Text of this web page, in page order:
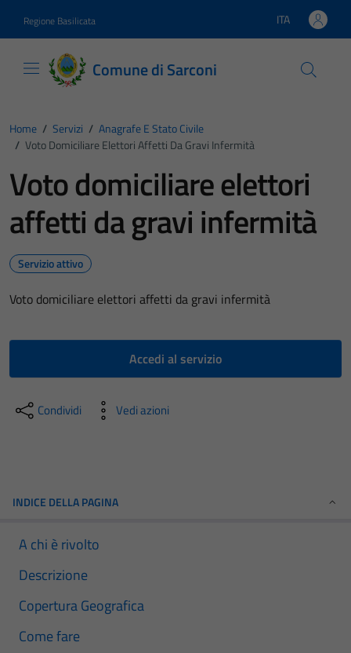
Regione Basilicata Lingua attiva:
ITA
Comune di Sarconi
Home / Servizi / Anagrafe E Stato Civile
/ Voto Domiciliare Elettori Affetti Da Gravi Infermità
Voto domiciliare elettori
affetti da gravi infermità
Servizio attivo
Voto domiciliare elettori affetti da gravi infermità
Accedi al servizio
Condividi Vedi azioni
INDICE DELLA PAGINA
A chi è rivolto
Descrizione
Copertura Geografica
Come fare